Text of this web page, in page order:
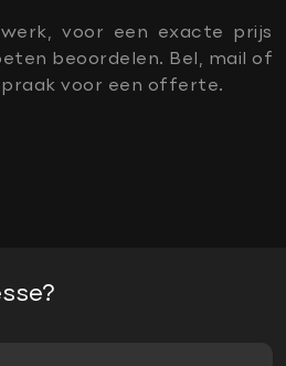
voor een exacte prijs
beoordelen. Bel, mail of
voor een offerte.